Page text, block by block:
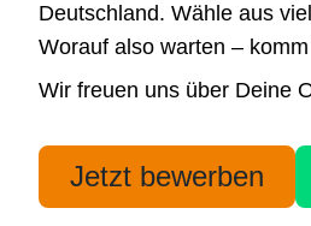
Deutschland. Wähle aus
Worauf also warten –
Wir freuen uns über Deine
Jetzt bewerben